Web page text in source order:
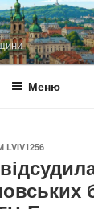
Меню
LVIV1256